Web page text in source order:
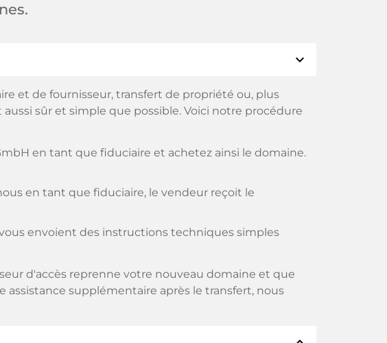
expand_more
et de fournisseur, transfert de propriété ou, plus
sûr et simple que possible. Voici notre procédure
en tant que fiduciaire et achetez ainsi le domaine.
en tant que fiduciaire, le vendeur reçoit le
envoient des instructions techniques simples
d'accès reprenne votre nouveau domaine et que
assistance supplémentaire après le transfert, nous